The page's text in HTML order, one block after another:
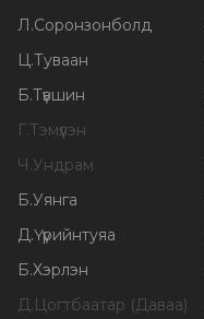
Л .Соронзонболд
Ц.Туваан
Б.Түвшин
Г.Тэмүүлэн
Ч .Ундрам
Б.Уянга
Д.Үүрийнтуяа
Б.Хэрлэн
Д. Цогтбаатар (Даваа)